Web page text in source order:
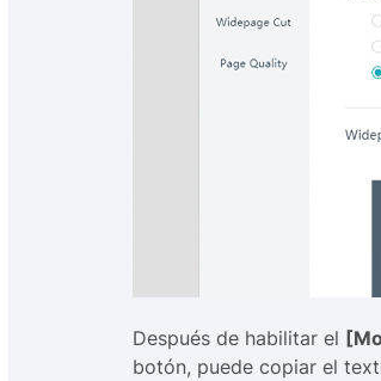
Después de habilitar el
botón, puede copiar el